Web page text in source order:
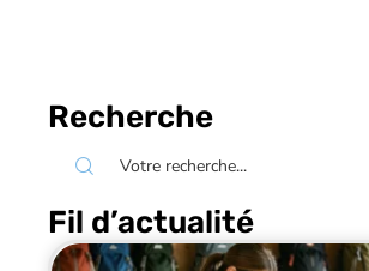
Recherche
Fil d’actualité